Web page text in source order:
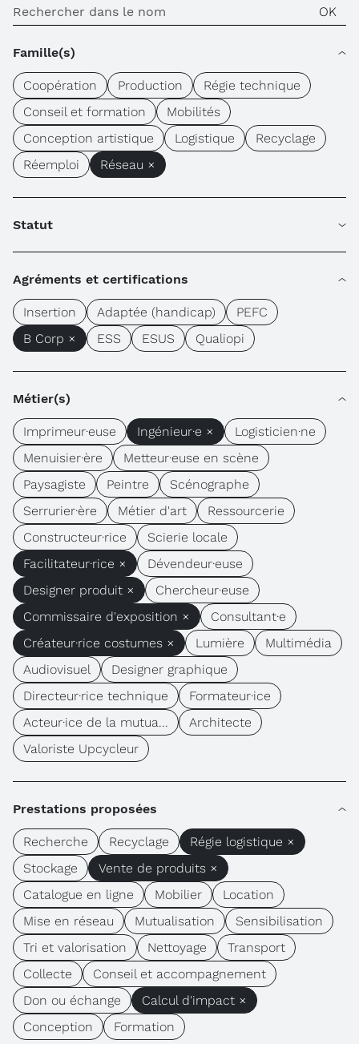
Famille(s)
Coopération Production
Régie technique
Conseil et formation
Mobilités
Conception artistique
Logistique
Recyclage
Réemploi
Réseau ×
Statut
Agréments et certifications
Insertion Adaptée (handicap)
PEFC
B Corp ×
ESS ESUS Qualiopi
Métier(s)
Imprimeur·euse Ingénieur·e ×
Logisticien·ne
Menuisier·ère
Metteur·euse en scène
Paysagiste
Peintre
Scénographe
Serrurier·ère
Métier d'art
Ressourcerie
Constructeur·rice
Scierie locale
Facilitateur·rice ×
Dévendeur·euse
Designer produit ×
Chercheur·euse
Commissaire d'exposition ×
Consultant·e
Créateur·rice costumes ×
Lumière
Multimédia
Audiovisuel
Designer graphique
Directeur·rice technique
Formateur·ice
Acteur·ice de la mutua...
Architecte
Valoriste Upcycleur
Prestations proposées
Recherche Recyclage
Régie logistique ×
Stockage
Vente de produits ×
Catalogue en ligne
Mobilier
Location
Mise en réseau
Mutualisation
Sensibilisation
Tri et valorisation
Nettoyage
Transport
Collecte
Conseil et accompagnement
Don ou échange
Calcul d'impact ×
Conception
Formation